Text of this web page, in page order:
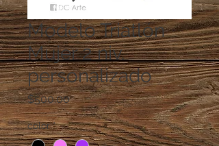
Modelo Triatlón
Mujer 2 niv.
personalizado
$500.00Precio
color *